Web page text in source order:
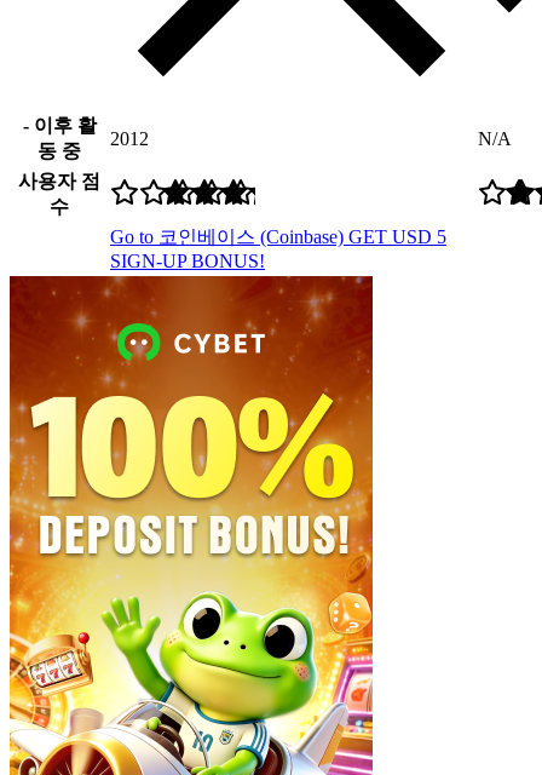
- 이후 활
동 중
2012 N/A
사용자 점
수
Go to 코인베이스 (Coinbase) GET USD 5
SIGN-UP BONUS!